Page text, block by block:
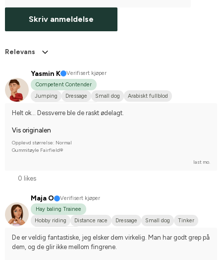
Skriv anmeldelse
Relevans
Yasmin K
Verifisert kjøper
Competent Contender
Jumping
Dressage Small dog
Arabiskt fullblod
Helt ok... Dessverre ble de raskt ødelagt.
Vis originalen
Opplevd størrelse: Normal
Gummitøyle Fairfield®
last mo.
0 likes
Maja O
Verifisert kjøper
Hay baling Trainee
Hobby riding
Distance race Dressage Small dog
Tinker
De er veldig fantastiske, jeg elsker dem virkelig. Man har godt grep på
dem, og de glir ikke mellom fingrene.